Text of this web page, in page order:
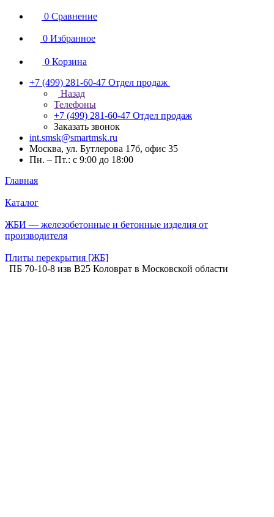
0 Сравнение
0 Избранное
0 Корзина
+7 (499) 281-60-47 Отдел продаж
Назад
Телефоны
+7 (499) 281-60-47 Отдел продаж
Заказать звонок
int.smsk@smartmsk.ru
Москва, ул. Бутлерова 17б, офис 35
Пн. – Пт.: с 9:00 до 18:00
Главная
Каталог
ЖБИ — железобетонные и бетонные изделия от
производителя
Плиты перекрытия [ЖБ]
ПБ 70-10-8 изв B25 Коловрат в Московской области